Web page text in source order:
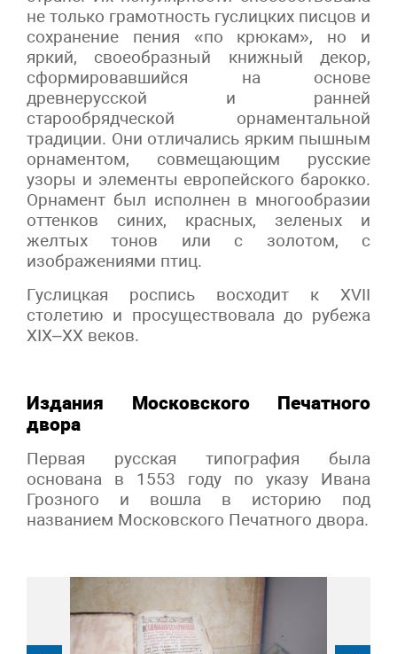
не только грамотность гуслицких писцов и
сохранение пения «по крюкам», но и
яркий, своеобразный книжный декор,
сформировавшийся на основе
древнерусской и ранней
старообрядческой орнаментальной
традиции. Они отличались ярким пышным
орнаментом, совмещающим русские
узоры и элементы европейского барокко.
Орнамент был исполнен в многообразии
оттенков синих, красных, зеленых и
желтых тонов или с золотом, с
изображениями птиц.
Гуслицкая роспись восходит к XVII
столетию и просуществовала до рубежа
XIX–XX веков.
Издания Московского Печатного
двора
Первая русская типография была
основана в 1553 году по указу Ивана
Грозного и вошла в историю под
названием Московского Печатного двора.